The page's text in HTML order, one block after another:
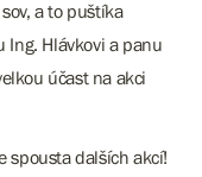
a to puštíka
Ing. Hlávkovi a panu
účast na akci
spousta dalších akcí!